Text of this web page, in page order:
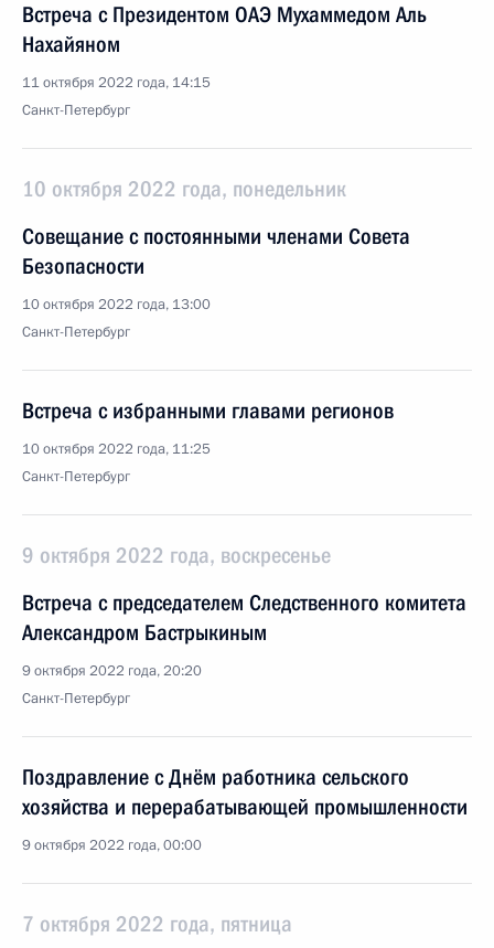
Встреча с Президентом ОАЭ Мухаммедом Аль
Нахайяном
11 октября 2022 года, 14:15
Санкт-Петербург
10 октября 2022 года, понедельник
Cовещание с постоянными членами Совета
Безопасности
10 октября 2022 года, 13:00
Санкт-Петербург
Встреча с избранными главами регионов
10 октября 2022 года, 11:25
Санкт-Петербург
9 октября 2022 года, воскресенье
Встреча с председателем Следственного комитета
Александром Бастрыкиным
9 октября 2022 года, 20:20
Санкт-Петербург
Поздравление с Днём работника сельского
хозяйства и перерабатывающей промышленности
9 октября 2022 года, 00:00
7 октября 2022 года, пятница